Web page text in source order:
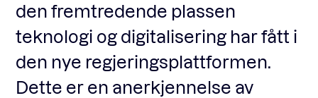
Standardavtaler
den fremtredende plassen
teknologi og digitalisering har fått i
den nye regjeringsplattformen.
Dette er en anerkjennelse av